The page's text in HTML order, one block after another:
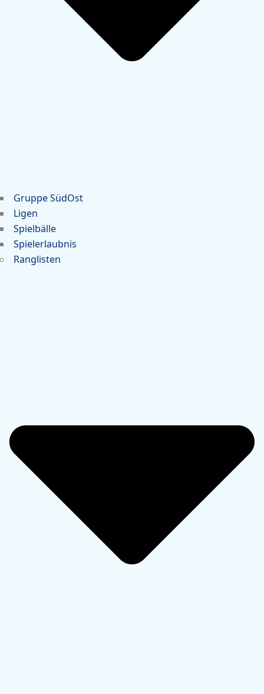
Gruppe SüdOst
Ligen
Spielbälle
Spielerlaubnis
Ranglisten